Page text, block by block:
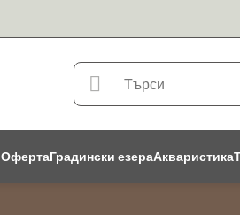
ОфертаГрадински езераАкваристика